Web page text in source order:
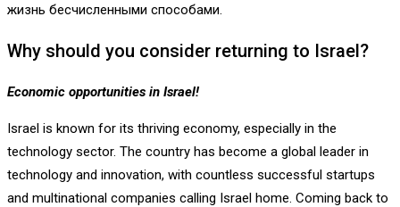
жизнь бесчисленными способами.
Why should you consider returning to Israel?
Economic opportunities in Israel!
Israel is known for its thriving economy, especially in the
technology sector. The country has become a global leader in
technology and innovation, with countless successful startups
and multinational companies calling Israel home. Coming back to